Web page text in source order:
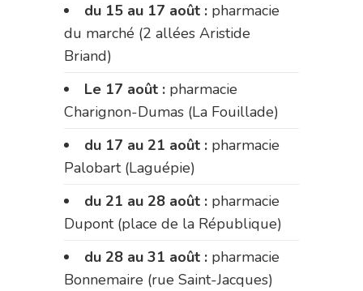
du 15 au 17 août : pharmacie
du marché (2 allées Aristide
Briand)
Le 17 août : pharmacie
Charignon-Dumas (La Fouillade)
du 17 au 21 août : pharmacie
Palobart (Laguépie)
du 21 au 28 août : pharmacie
Dupont (place de la République)
du 28 au 31 août : pharmacie
Bonnemaire (rue Saint-Jacques)